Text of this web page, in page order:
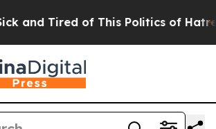
Tired of This Politics of Hatred”